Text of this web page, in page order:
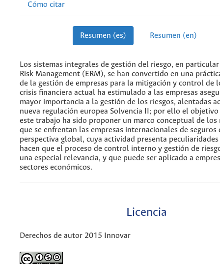
Cómo citar
Resumen (es) Resumen (en)
Los sistemas integrales de gestión del riesgo, en
Risk Management (ERM), se han convertido en una
de la gestión de empresas para la mitigación y control de
crisis financiera actual ha estimulado a las empresas
mayor importancia a la gestión de los riesgos, alentadas
nueva regulación europea Solvencia II; por ello el
este trabajo ha sido proponer un marco conceptual de los
que se enfrentan las empresas internacionales de seguros
perspectiva global, cuya actividad presenta peculiaridades
hacen que el proceso de control interno y gestión de
una especial relevancia, y que puede ser aplicado a
sectores económicos.
Licencia
Derechos de autor 2015 Innovar